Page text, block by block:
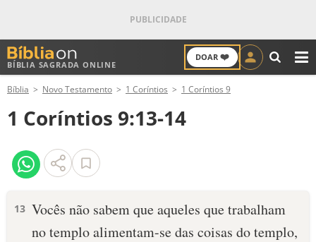
BÍBLIA SAGRADA ONLINE
DOAR ❤️
ANTIGO TESTAMENTO
NOVO TESTAMENTO
VERSÍCULOS
PALAVRA DO DIA
Bíblia Novo Testamento 1 Coríntios 1 Coríntios 9
1 Coríntios 9:13-14
13 Vocês não sabem que aqueles que trabalham
no templo alimentam-se das coisas do templo,